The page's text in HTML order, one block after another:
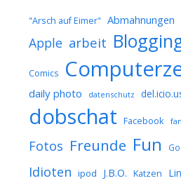
"Arsch auf Eimer" Abmahnungen
Apple arbeit
Comics
daily photo datenschutz
dobschat Facebook
Fotos Freunde Fun
Idioten ipod J.B.O. Katzen